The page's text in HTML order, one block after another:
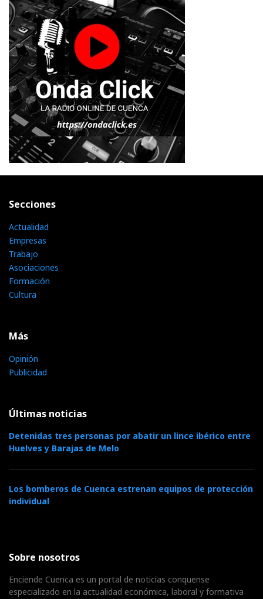
Secciones
Actualidad
Empresas
Trabajo
Asociaciones
Formación
Cultura
Más
Opinión
Publicidad
Últimas noticias
Detenidas tres personas por abatir un lince ibérico entre
Huelves y Barajas de Melo
Los bomberos de Cuenca estrenan equipos de protección
individual
Sobre nosotros
Enciende Cuenca es un portal de noticias conquense
especializado en la actualidad económica, laboral y formativa